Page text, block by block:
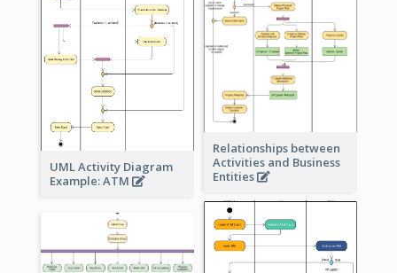
UML Activity Diagram
Example: ATM
Relationships between
Activities and Business
Entities